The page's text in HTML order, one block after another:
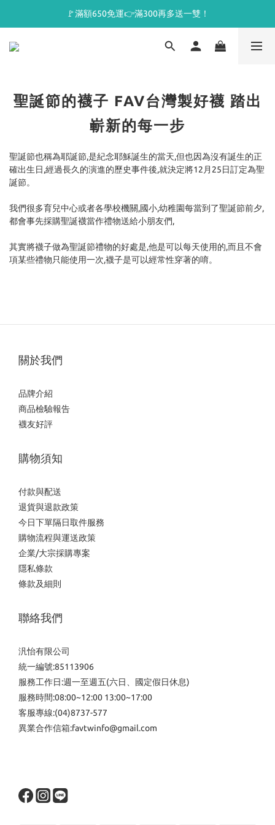
🚩滿額650免運👉滿300再多送一雙！
聖誕節的襪子 FAV台灣製好襪 踏出
嶄新的每一步
聖誕節也稱為耶誕節,是紀念耶穌誕生的當天,但也因為沒有誕生的正
確出生日,經過長久的演進的歷史事件後,就決定將12月25日訂定為聖
誕節。
我們很多育兒中心或者各學校機關,國小,幼稚園每當到了聖誕節前夕,
都會事先採購聖誕襪當作禮物送給小朋友們,
其實將襪子做為聖誕節禮物的好處是,他是可以每天使用的,而且不會
項某些禮物只能使用一次,襪子是可以經常性穿著的唷。
關於我們
品牌介紹
商品檢驗報告
襪友好評
購物須知
付款與配送
退貨與退款政策
今日下單隔日取件服務
購物流程與運送政策
企業/大宗採購專案
隱私條款
條款及細則
聯絡我們
汎怡有限公司
統一編號:85113906
服務工作日:週一至週五(六日、國定假日休息)
服務時間:08:00~12:00 13:00~17:00
客服專線:(04)8737-577
異業合作信箱:favtwinfo@gmail.com